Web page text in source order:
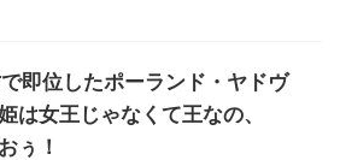
即位したポーランド・ヤドヴ
は女王じゃなくて王なの、
ぅ！